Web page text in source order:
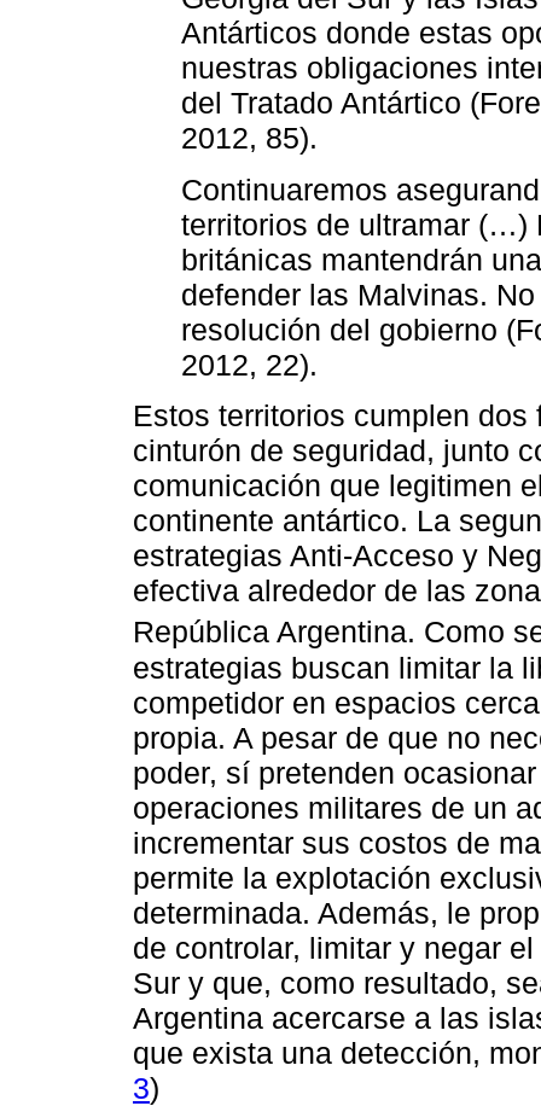
Antárticos donde estas
nuestras obligaciones
del Tratado Antártico
2012, 85).
Continuaremos
territorios de ultramar (…)
británicas mantendrán
defender las Malvinas.
resolución del gobierno
2012, 22).
Estos territorios cumplen
cinturón de seguridad, junto
comunicación que legitimen
continente antártico. La
estrategias Anti-Acceso y
efectiva alrededor de las
República Argentina. Como
estrategias buscan limitar la
competidor en espacios
propia. A pesar de que no
poder, sí pretenden
operaciones militares de un
incrementar sus costos de
permite la explotación
determinada. Además, le
de controlar, limitar y negar
Sur y que, como resultado,
Argentina acercarse a las
que exista una detección,
3)